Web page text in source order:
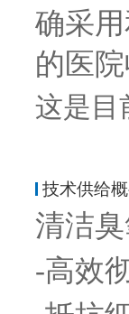
确采
的医
这是目
技术供给
清洁
-高效